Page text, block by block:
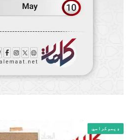
ډیموکراسي